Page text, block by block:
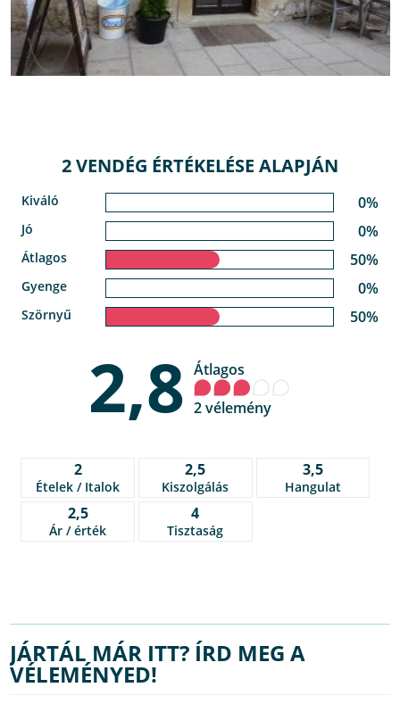
2 VENDÉG ÉRTÉKELÉSE ALAPJÁN
Kiváló 0%
Jó 0%
Átlagos 50%
Gyenge 0%
Szörnyű 50%
2,8 Átlagos
2 vélemény
2
Ételek / Italok
2,5
Kiszolgálás
3,5
Hangulat
2,5
Ár / érték
4
Tisztaság
JÁRTÁL MÁR ITT? ÍRD MEG A
VÉLEMÉNYED!